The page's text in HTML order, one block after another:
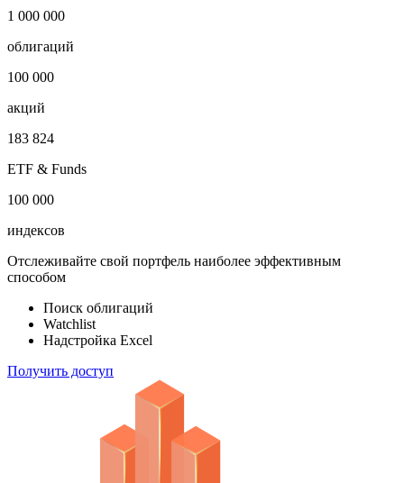
1 000 000
облигаций
100 000
акций
183 824
ETF & Funds
100 000
индексов
Отслеживайте свой портфель наиболее эффективным
способом
Поиск облигаций
Watchlist
Надстройка Excel
Получить доступ